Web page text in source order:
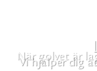
Vi hjälper dig